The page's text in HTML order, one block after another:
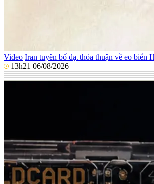
Video Iran tuyên bố đạt thỏa thuận về eo biển
13h21 06/08/2026